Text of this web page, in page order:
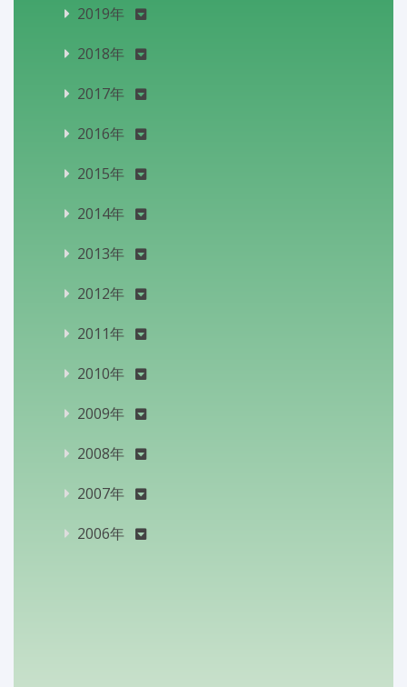
2019年
2018年
2017年
2016年
2015年
2014年
2013年
2012年
2011年
2010年
2009年
2008年
2007年
2006年